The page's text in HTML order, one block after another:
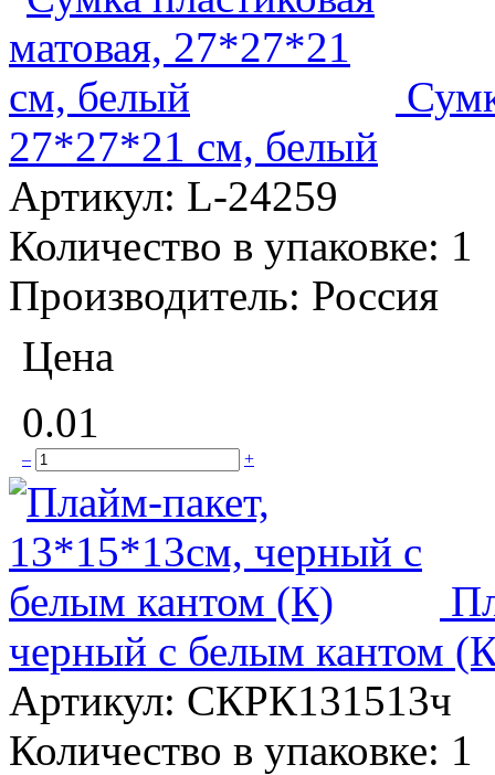
27*27*21 см, белый
Артикул: L-24259
Количество в упаковке: 1
Производитель: Россия
Цена
0.01
– +
черный с белым кантом
Артикул: СКРК131513ч
Количество в упаковке: 1